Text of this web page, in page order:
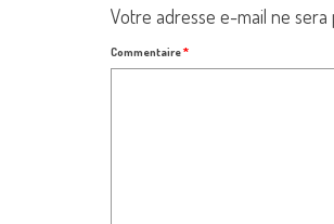
Votre adresse e-mail ne sera
Commentaire*